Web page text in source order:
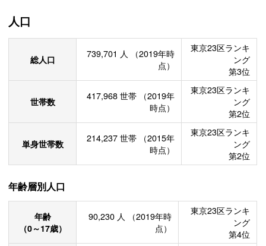
人口
総人口 739,701 人
（2019年時
点）
東京23区ランキ
ング
第3位
世帯数 417,968 世帯
（2019年
時点）
東京23区ランキ
ング
第2位
単身世帯数 214,237 世帯
（2015年
時点）
東京23区ランキ
ング
第2位
年齢層別人口
年齢
（0～17歳）
90,230 人
（2019年時
点）
東京23区ランキ
ング
第4位